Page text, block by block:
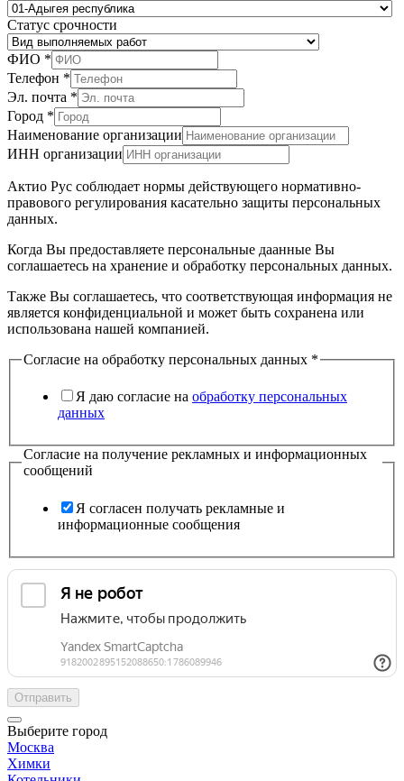
Статус срочности
ФИО *
Телефон *
Эл. почта *
Город *
страницы
Статус
персональных
Наименование организации
ИНН организации
Актио Рус соблюдает нормы действующего нормативно-
правового регулирования касательно защиты персональных
данных.
Когда Вы предоставляете персональные даанные Вы
соглашаетесь на хранение и обработку персональных данных.
Также Вы соглашаетесь, что соответствующая информация не
является конфиденциальной и может быть сохранена или
использована нашей компанией.
Согласие на обработку персональных данных *
Я даю согласие на обработку персональных
данных
Согласие на получение рекламных и информационных
сообщений
Я согласен получать рекламные и
информационные сообщения
Отправить
Выберите город
Москва
Химки